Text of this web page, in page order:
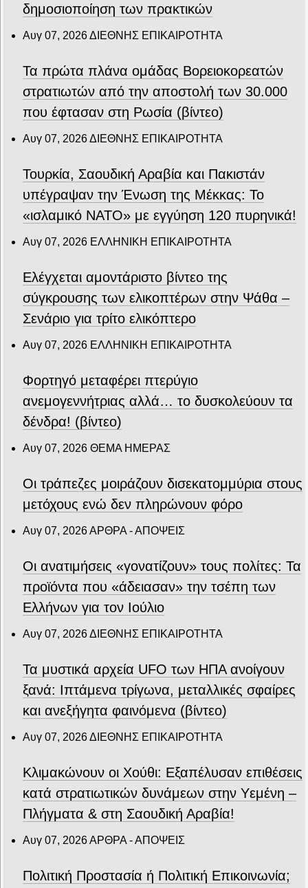
δημοσιοποίηση των πρακτικών
Αυγ 07, 2026ΔΙΕΘΝΗΣ ΕΠΙΚΑΙΡΟΤΗΤΑ
Τα πρώτα πλάνα ομάδας Βορειοκορεατών
στρατιωτών από την αποστολή των 30.000
που έφτασαν στη Ρωσία (βίντεο)
Αυγ 07, 2026ΔΙΕΘΝΗΣ ΕΠΙΚΑΙΡΟΤΗΤΑ
Τουρκία, Σαουδική Αραβία και Πακιστάν
υπέγραψαν την Ένωση της Μέκκας: Το
«ισλαμικό ΝΑΤΟ» με εγγύηση 120 πυρηνικά!
Αυγ 07, 2026 ΕΛΛΗΝΙΚΗ ΕΠΙΚΑΙΡΟΤΗΤΑ
Ελέγχεται αμοντάριστο βίντεο της
σύγκρουσης των ελικοπτέρων στην Ψάθα –
Σενάριο για τρίτο ελικόπτερο
Αυγ 07, 2026 ΕΛΛΗΝΙΚΗ ΕΠΙΚΑΙΡΟΤΗΤΑ
Φορτηγό μεταφέρει πτερύγιο
ανεμογεννήτριας αλλά… το δυσκολεύουν τα
δένδρα! (βίντεο)
Αυγ 07, 2026 ΘΕΜΑ ΗΜΕΡΑΣ
Οι τράπεζες μοιράζουν δισεκατομμύρια στους
μετόχους ενώ δεν πληρώνουν φόρο
Αυγ 07, 2026ΑΡΘΡΑ - ΑΠΟΨΕΙΣ
Οι ανατιμήσεις «γονατίζουν» τους πολίτες: Τα
προϊόντα που «άδειασαν» την τσέπη των
Ελλήνων για τον Ιούλιο
Αυγ 07, 2026ΔΙΕΘΝΗΣ ΕΠΙΚΑΙΡΟΤΗΤΑ
Τα μυστικά αρχεία UFO των ΗΠΑ ανοίγουν
ξανά: Ιπτάμενα τρίγωνα, μεταλλικές σφαίρες
και ανεξήγητα φαινόμενα (βίντεο)
Αυγ 07, 2026ΔΙΕΘΝΗΣ ΕΠΙΚΑΙΡΟΤΗΤΑ
Κλιμακώνουν οι Χούθι: Eξαπέλυσαν επιθέσεις
κατά στρατιωτικών δυνάμεων στην Υεμένη –
Πλήγματα & στη Σαουδική Αραβία!
Αυγ 07, 2026ΑΡΘΡΑ - ΑΠΟΨΕΙΣ
Πολιτική Προστασία ή Πολιτική Επικοινωνία;